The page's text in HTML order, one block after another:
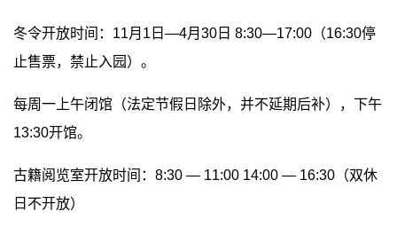
冬令开放时间：11月1日—4月30日 8:30—17:00（16:30停
止售票，禁止入园）。
每周一上午闭馆（法定节假日除外，并不延期后补），下午
13:30开馆。
古籍阅览室开放时间：8:30 — 11:00 14:00 — 16:30（双休
日不开放）